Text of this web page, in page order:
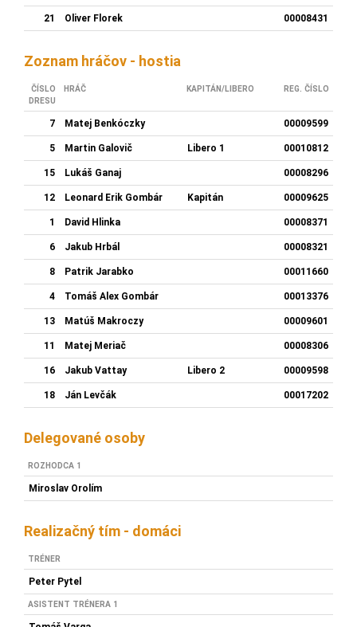
21 Oliver Florek 00008431
Zoznam hráčov - hostia
ČÍSLO
DRESU
HRÁČ KAPITÁN/LIBERO REG. ČÍSLO
7 Matej Benkóczky 00009599
5 Martin Galovič Libero 1 00010812
15 Lukáš Ganaj 00008296
12 Leonard Erik Gombár Kapitán 00009625
1 David Hlinka 00008371
6 Jakub Hrbál 00008321
8 Patrik Jarabko 00011660
4 Tomáš Alex Gombár 00013376
13 Matúš Makroczy 00009601
11 Matej Meriač 00008306
16 Jakub Vattay Libero 2 00009598
18 Ján Levčák 00017202
Delegované osoby
ROZHODCA 1
Miroslav Orolím
Realizačný tím - domáci
TRÉNER
Peter Pytel
ASISTENT TRÉNERA 1